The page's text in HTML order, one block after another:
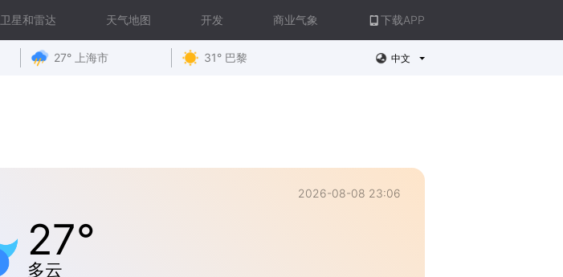
卫星和雷达 天气地图 开发 商业气象 下载APP
27° 上海市 31° 巴黎 中文
2026-08-08 23:06
27°
多云